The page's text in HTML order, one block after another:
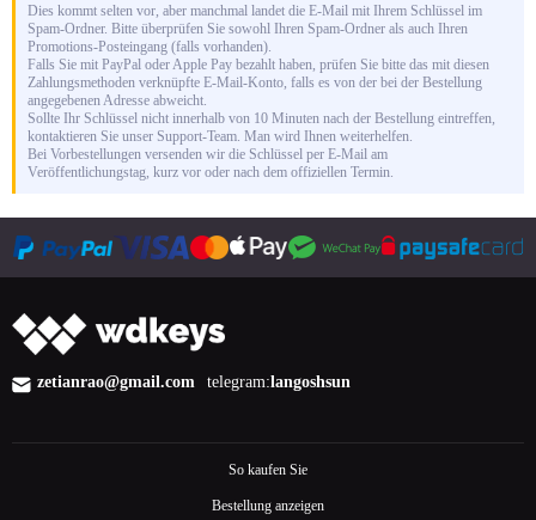
Dies kommt selten vor, aber manchmal landet die E-Mail mit Ihrem Schlüssel im
Spam-Ordner. Bitte überprüfen Sie sowohl Ihren Spam-Ordner als auch Ihren
Promotions-Posteingang (falls vorhanden).
Falls Sie mit PayPal oder Apple Pay bezahlt haben, prüfen Sie bitte das mit diesen
Zahlungsmethoden verknüpfte E-Mail-Konto, falls es von der bei der Bestellung
angegebenen Adresse abweicht.
Sollte Ihr Schlüssel nicht innerhalb von 10 Minuten nach der Bestellung eintreffen,
kontaktieren Sie unser Support-Team. Man wird Ihnen weiterhelfen.
Bei Vorbestellungen versenden wir die Schlüssel per E-Mail am
Veröffentlichungstag, kurz vor oder nach dem offiziellen Termin.
zetianrao@gmail.com telegram:langoshsun
So kaufen Sie
Bestellung anzeigen